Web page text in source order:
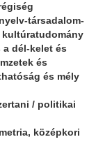
társadalom-
dél-kelet és
és
és mély
/ politikai
középkori